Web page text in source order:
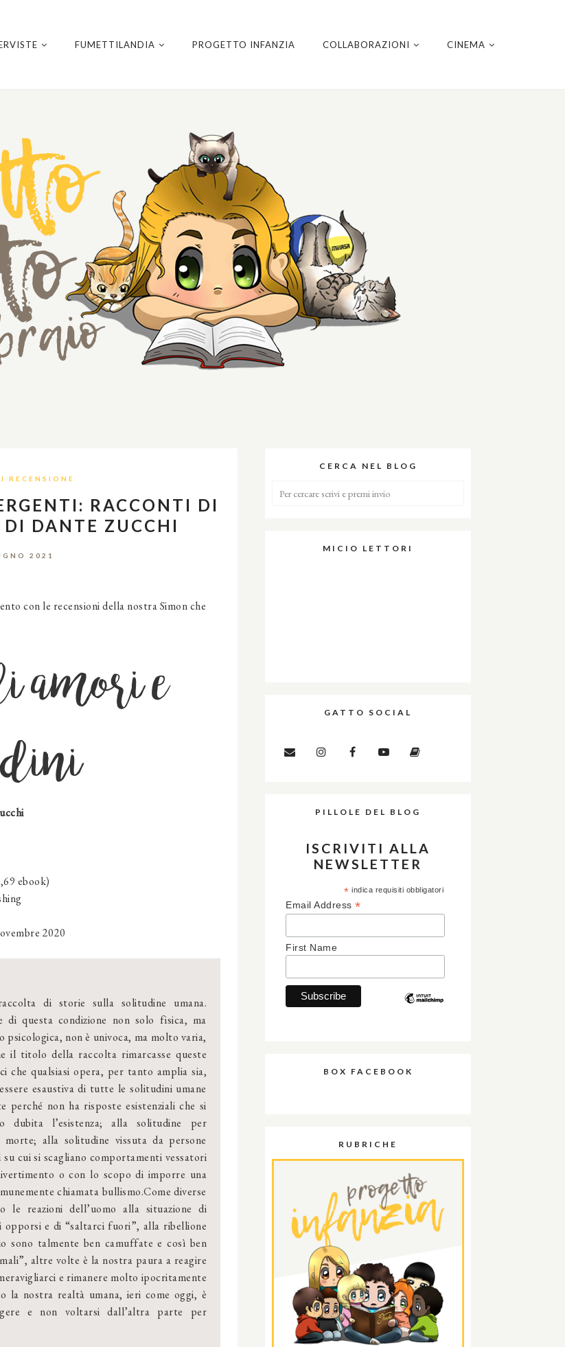
FUMETTILANDIA PROGETTO INFANZIA COLLABORAZIONI CINEMA
RECENSIONE
RACCONTI DI
DANTE ZUCCHI
2021
con le recensioni della nostra Simon che
amori e
ebook)
2020
di storie sulla solitudine umana.
di questa condizione non solo fisica, ma
non è univoca, ma molto varia,
il titolo della raccolta rimarcasse queste
che qualsiasi opera, per tanto amplia sia,
esaustiva di tutte le solitudini umane
perché non ha risposte esistenziali che si
l’esistenza; alla solitudine per
alla solitudine vissuta da persone
cui si scagliano comportamenti vessatori
o con lo scopo di imporre una
chiamata bullismo.Come diverse
le reazioni dell’uomo alla situazione di
opporsi e di “saltarci fuori”, alla ribellione
sono talmente ben camuffate e così ben
altre volte è la nostra paura a reagire
e rimanere molto ipocritamente
la nostra realtà umana, ieri come oggi, è
e non voltarsi dall’altra parte per
CERCA NEL BLOG
MICIO LETTORI
GATTO SOCIAL
PILLOLE DEL BLOG
ISCRIVITI ALLA
NEWSLETTER
* indica requisiti obbligatori
Email Address *
First Name
BOX FACEBOOK
RUBRICHE